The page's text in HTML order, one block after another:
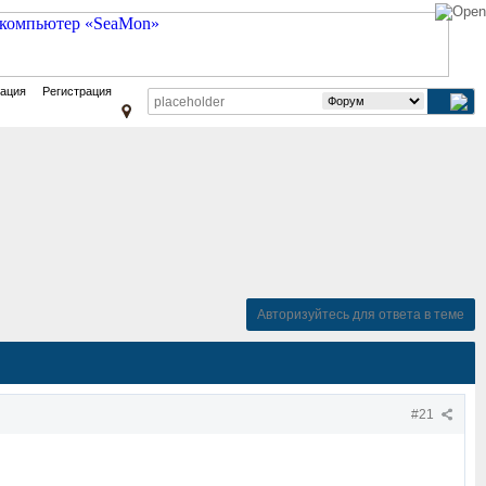
Регистрация
Авторизуйтесь для ответа в теме
#21